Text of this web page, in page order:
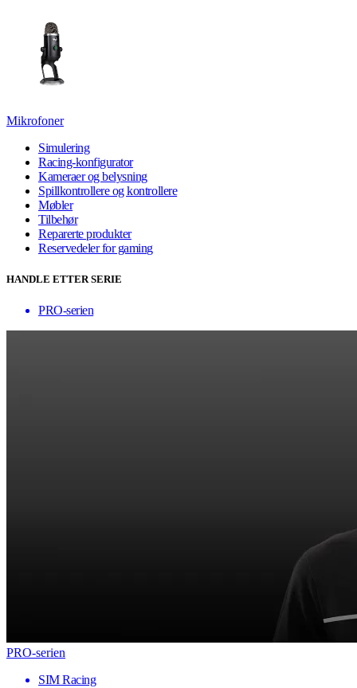
Mikrofoner
Simulering
Racing-konfigurator
Kameraer og belysning
Spillkontrollere og kontrollere
Møbler
Tilbehør
Reparerte produkter
Reservedeler for gaming
HANDLE ETTER SERIE
PRO-serien
PRO-serien
SIM Racing